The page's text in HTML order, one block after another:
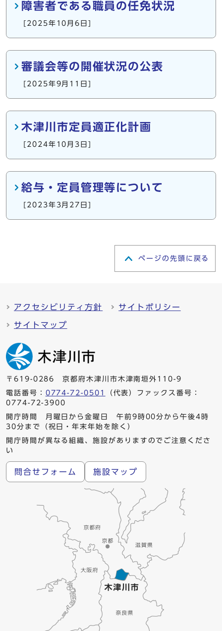
障害者である職員の任免状況
[2025年10月6日]
審議会等の開催状況の公表
[2025年9月11日]
木津川市定員適正化計画
[2024年10月3日]
給与・定員管理等について
[2023年3月27日]
ページの先頭に戻る
アクセシビリティ方針 サイトポリシー
サイトマップ
〒619-0286 京都府木津川市木津南垣外110-9
電話番号： 0774-72-0501
（代表）ファックス番号：
0774-72-3900
開庁時間 月曜日から金曜日 午前9時00分から午後4時
30分まで（祝日・年末年始を除く）
開庁時間が異なる組織、施設がありますのでご注意くださ
い
問合せフォーム 施設マップ